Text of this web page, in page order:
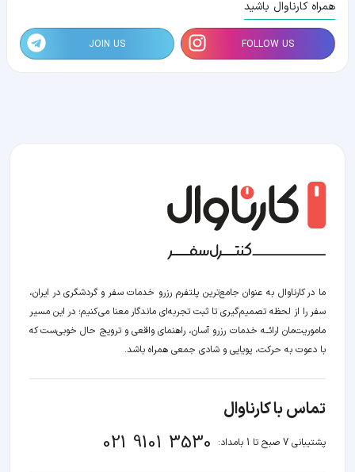
همراه کارناوال باشید
FOLLOW US
JOIN US
ما در کارناوال به عنوان جامع‌ترین پلتفرم رزرو خدمات سفر و گردشگری در ایران،
سفر را از لحظه‌ تصمیم‌گیری تا ثبت تجربه‌ای ماندگار معنا می‌کنیم؛ در این مسیر‍
ماموریت‌مان اراﺋــﻪ خدمات رزرو آسان، راهنمای واقعی و ترویج حال خوبی‌ست که
با دعوت به حرکت، پویایی و شادی جمعی همراه باشد.
تماس با کارناوال
پشتیبانی 7 صبح تا 1 بامداد: 021 9101 3530